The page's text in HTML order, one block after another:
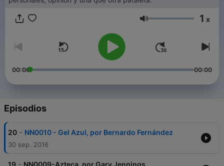
Volumen 1 x
00:00 00:00
Episodios
20 - NN0010 - Gel Azul, por Bernardo Fernández
30 sep. 2016